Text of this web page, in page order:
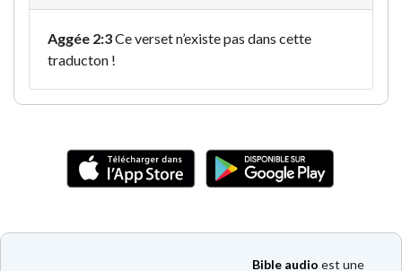
Aggée 2:3Ce verset n’existe pas dans cette
traducton !
Bible audio est une